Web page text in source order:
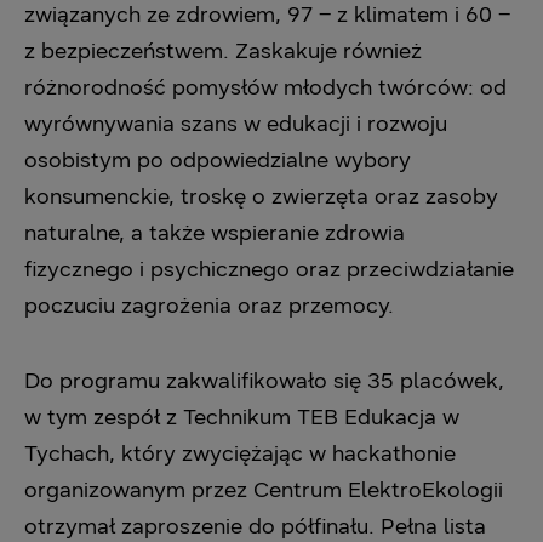
‎związanych ze zdrowiem, 97 – z klimatem i 60 –
z bezpieczeństwem. Zaskakuje również
‎różnorodność pomysłów młodych twórców: od
wyrównywania szans w edukacji i rozwoju
‎osobistym po odpowiedzialne wybory
konsumenckie, troskę o zwierzęta oraz zasoby
‎naturalne, a także wspieranie zdrowia
fizycznego i psychicznego oraz przeciwdziałanie
‎poczuciu zagrożenia oraz przemocy.‎
Do programu zakwalifikowało się 35 placówek,
w tym zespół z Technikum TEB Edukacja w
‎Tychach, który zwyciężając w hackathonie
organizowanym przez Centrum ElektroEkologii
‎otrzymał zaproszenie do półfinału. Pełna lista